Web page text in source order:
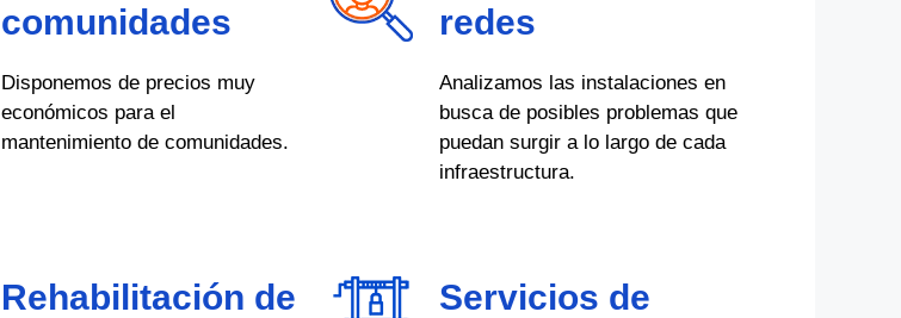
comunidades
Disponemos de precios muy
económicos para el
mantenimiento de comunidades.
redes
Analizamos las instalaciones en
busca de posibles problemas que
puedan surgir a lo largo de cada
infraestructura.
Rehabilitación de
Servicios de